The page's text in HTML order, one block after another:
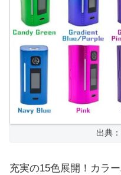
出典
充実の15色展開！カラ